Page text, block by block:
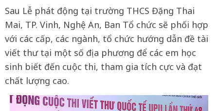
Sau Lễ phát động tại trường THCS Đặng Thai
Mai, TP. Vinh, Nghệ An, Ban Tổ chức sẽ phối hợp
với các cấp, các ngành, tổ chức hướng dẫn đề tài
viết thư tại một số địa phương để các em học
sinh biết đến cuộc thi, tham gia tích cực và đạt
chất lượng cao.